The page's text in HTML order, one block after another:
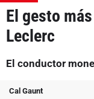
El gesto más
Leclerc
El conductor
Cal Gaunt